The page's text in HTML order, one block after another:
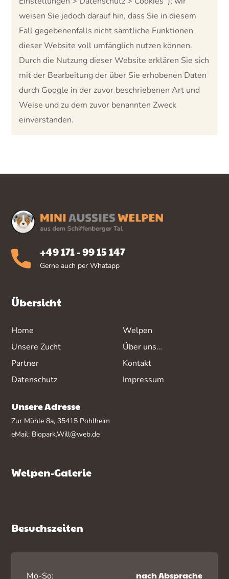
weisen Sie jedoch darauf hin, dass Sie in diesem
Fall gegebenenfalls nicht sämtliche Funktionen
dieser Website voll umfänglich nutzen können.
Durch die Nutzung dieser Website erklären Sie sich
mit der Bearbeitung der über Sie erhobenen Daten
durch Google in der zuvor beschriebenen Art und
Weise und zu dem zuvor benannten Zweck
einverstanden.
+49 171 - 99 15 147
Gerne auch per Whatapp
Übersicht
Home
Unsere Zucht
Partner
Datenschutz
Welpen
Über uns…
Kontakt
Impressum
Unsere Adresse
Zur Mühle 8a, 35415 Pohlheim
eMail: Biopark.Will@web.de
Welpen-Galerie
Besuchszeiten
Mo-So: nach Absprache